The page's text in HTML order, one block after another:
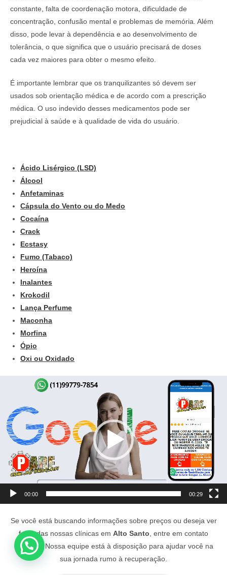
constante, falta de coordenação motora, dificuldade de
concentração, confusão mental e problemas de memória. Além
disso, pode levar à dependência e ao desenvolvimento de
tolerância, o que significa que o usuário precisará de doses
cada vez maiores para obter o mesmo efeito.
É importante lembrar que os tranquilizantes só devem ser
usados sob orientação médica e de acordo com a prescrição
médica. O uso indevido desses medicamentos pode ser
prejudicial à saúde e à qualidade de vida do usuário.
Ácido Lisérgico (LSD)
Álcool
Anfetaminas
Cápsula do Vento ou do Medo
Cocaína
Crack
Ecstasy
Fumo (Tabaco)
Heroína
Inalantes
Krokodil
Lança Perfume
Maconha
Morfina
Ópio
Oxi ou Oxidado
00:00 00:29
Se você está buscando informações sobre preços ou deseja ver
fotos das nossas clínicas em Alto Santo , entre em contato
conosco. Nossa equipe está à disposição para ajudar você na
sua jornada rumo à recuperação.